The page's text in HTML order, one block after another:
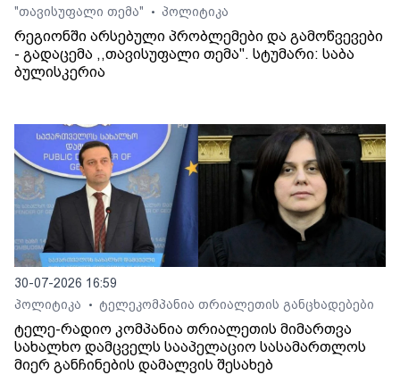
"თავისუფალი თემა"
• პოლიტიკა
რეგიონში არსებული პრობლემები და გამოწვევები
- გადაცემა ,,თავისუფალი თემა". სტუმარი: საბა
ბულისკერია
30-07-2026 16:59
პოლიტიკა
• ტელეკომპანია თრიალეთის განცხადებები
ტელე-რადიო კომპანია თრიალეთის მიმართვა
სახალხო დამცველს სააპელაციო სასამართლოს
მიერ განჩინების დამალვის შესახებ